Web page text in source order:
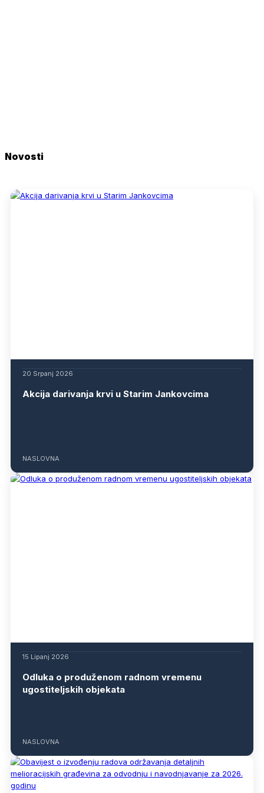
Novosti
20 Srpanj 2026
Akcija darivanja krvi u Starim Jankovcima
NASLOVNA
15 Lipanj 2026
Odluka o produženom radnom vremenu
ugostiteljskih objekata
NASLOVNA